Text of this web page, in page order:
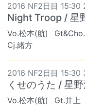
2016 NF2日目 15:30
Night Troop / 星
Vo.松本(航)
Cj.緒方
2016 NF2日目 15:30
くせのうた / 星
Vo.松本(航) Gt.井上